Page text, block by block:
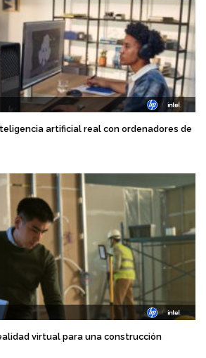
artificial real con ordenadores de
virtual para una construcción